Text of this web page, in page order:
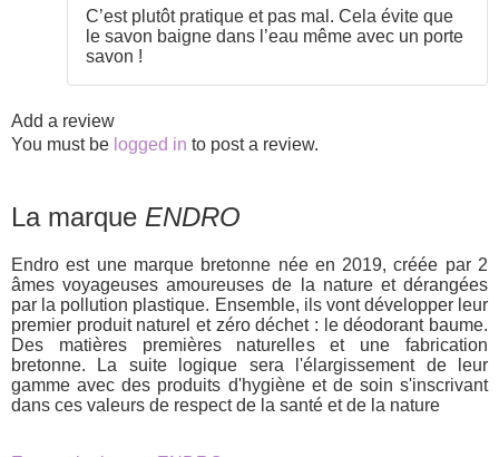
Rated 5out
of 5
C’est plutôt pratique et pas mal. Cela évite que
le savon baigne dans l’eau même avec un porte
savon !
Add a review
You must be logged in to post a review.
La marque ENDRO
Endro est une marque bretonne née en 2019, créée par 2
âmes voyageuses amoureuses de la nature et dérangées
par la pollution plastique. Ensemble, ils vont développer leur
premier produit naturel et zéro déchet : le déodorant baume.
Des matières premières naturelles et une fabrication
bretonne. La suite logique sera l'élargissement de leur
gamme avec des produits d'hygiène et de soin s'inscrivant
dans ces valeurs de respect de la santé et de la nature